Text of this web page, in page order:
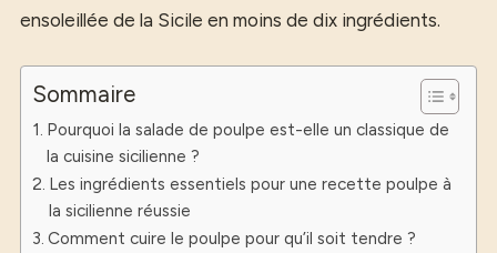
ensoleillée de la Sicile en moins de dix ingrédients.
Sommaire
Pourquoi la salade de poulpe est-elle un classique de
la cuisine sicilienne ?
Les ingrédients essentiels pour une recette poulpe à
la sicilienne réussie
Comment cuire le poulpe pour qu’il soit tendre ?